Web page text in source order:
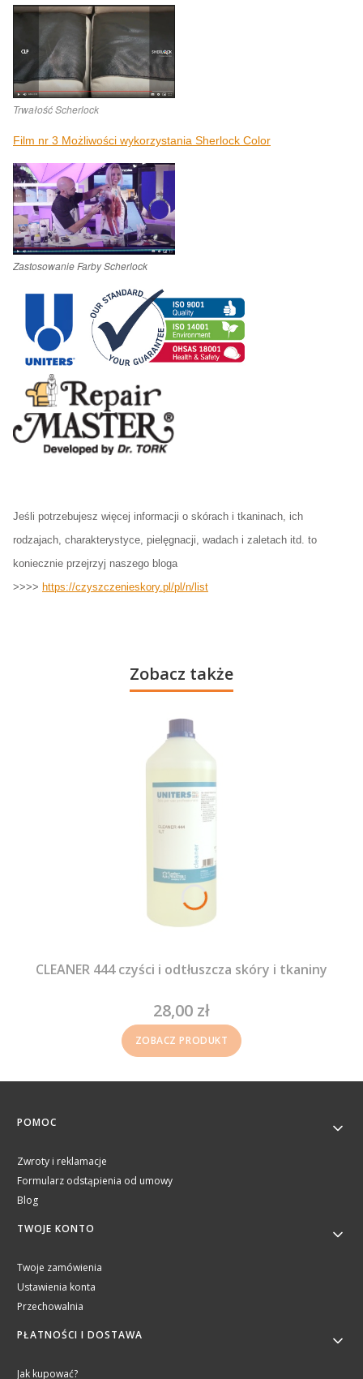
Trwałość Scherlock
Film nr 3 Możliwości wykorzystania Sherlock Color
Zastosowanie Farby Scherlock
Jeśli potrzebujesz więcej informacji o skórach i tkaninach, ich
rodzajach, charakterystyce, pielęgnacji, wadach i zaletach itd. to
koniecznie przejrzyj naszego bloga
>>>> https://czyszczenieskory.pl/pl/n/list
Zobacz także
CLEANER 444 czyści i odtłuszcza skóry i tkaniny
Cena
28,00 zł
ZOBACZ PRODUKT
Linki w stopce
POMOC
Zwroty i reklamacje
Formularz odstąpienia od umowy
Blog
TWOJE KONTO
Twoje zamówienia
Ustawienia konta
Przechowalnia
PŁATNOŚCI I DOSTAWA
Jak kupować?